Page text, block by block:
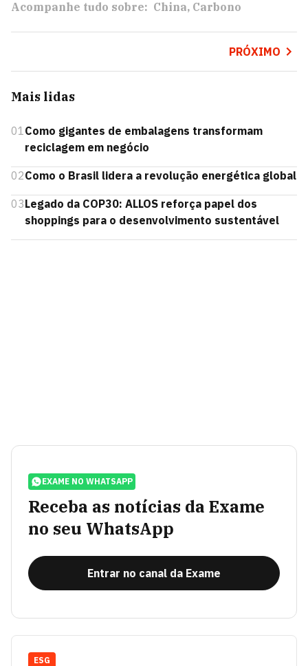
Acompanhe tudo sobre: China Carbono
PRÓXIMO
Mais lidas
01Como gigantes de embalagens transformam
reciclagem em negócio
02Como o Brasil lidera a revolução energética global
03Legado da COP30: ALLOS reforça papel dos
shoppings para o desenvolvimento sustentável
EXAME NO WHATSAPP
Receba as notícias da Exame
no seu WhatsApp
Entrar no canal da Exame
ESG